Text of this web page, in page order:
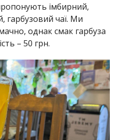
імбирний,
гарбузовий чаї. Ми
однак смак гарбуза
– 50 грн.